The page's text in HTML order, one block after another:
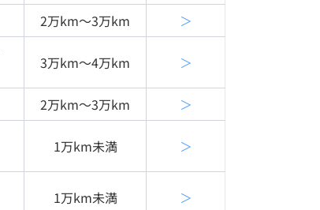
2万km〜3万km ＞
3万km〜4万km ＞
2万km〜3万km ＞
1万km未満 ＞
1万km未満 ＞